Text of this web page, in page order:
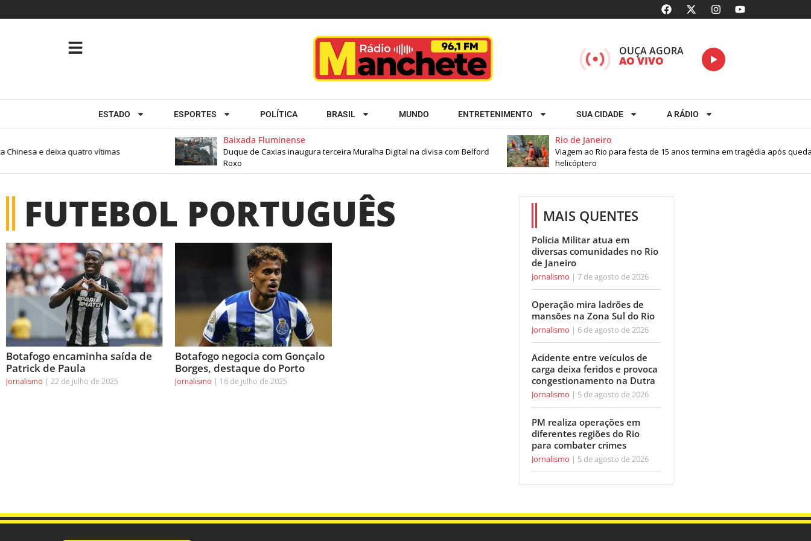
OUÇA AGORA
AO VIVO
ESTADO ESPORTES POLÍTICA BRASIL MUNDO ENTRETENIMENTO SUA CIDADE A RÁDIO
Baixada Fluminense
Duque de Caxias inaugura terceira Muralha Digital na divisa com Belford
Roxo
Rio de Janeiro
Viagem ao Rio para festa de 15 anos termina em tragédia após queda
helicóptero
e deixa quatro vítimas
FUTEBOL PORTUGUÊS
Botafogo encaminha saída de
Patrick de Paula
Jornalismo 22 de julho de 2025
Botafogo negocia com Gonçalo
Borges, destaque do Porto
Jornalismo 16 de julho de 2025
MAIS QUENTES
Polícia Militar atua em
diversas comunidades no Rio
de Janeiro
Jornalismo 7 de agosto de 2026
Operação mira ladrões de
mansões na Zona Sul do Rio
Jornalismo 6 de agosto de 2026
Acidente entre veículos de
carga deixa feridos e provoca
congestionamento na Dutra
Jornalismo 5 de agosto de 2026
PM realiza operações em
diferentes regiões do Rio
para combater crimes
Jornalismo 5 de agosto de 2026